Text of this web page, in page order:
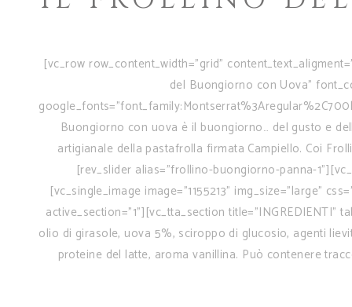
[vc_row row_content_width="grid"
del Buongiorno con Uova"
Buongiorno con uova è il buongiorno… del gusto e
artigianale della pastafrolla firmata Campiello. Coi
[rev_slider alias="frollino-buongiorno-panna-
[vc_single_image image="1155213" img_size="large"
active_section="1"][vc_tta_section
olio di girasole, uova 5%, sciroppo di glucosio, agenti
proteine del latte, aroma vanillina. Può contenere